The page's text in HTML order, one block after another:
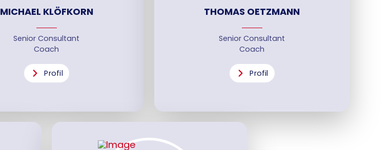
MICHAEL KLÖFKORN
Senior Consultant
Coach
Profil
THOMAS OETZMANN
Senior Consultant
Coach
Profil